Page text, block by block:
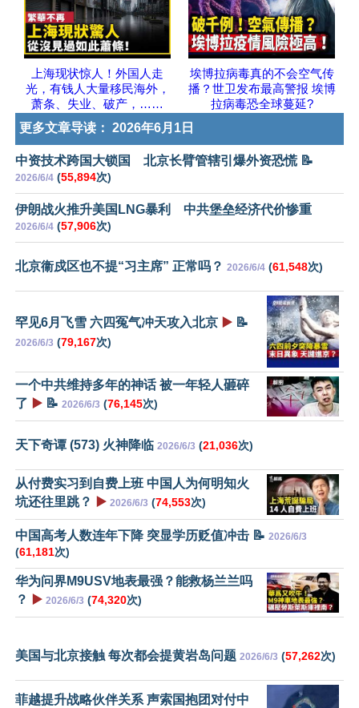
上海现状惊人！外国人走
光，有钱人大量移民海外，
萧条、失业、破产，……
埃博拉病毒真的不会空气传
播？世卫发布最高警报 埃博
拉病毒恐全球蔓延?
更多文章导读： 2026年6月1日
中资技术跨国大锁国 北京长臂管辖引爆外资恐慌 📝
2026/6/4 (55,894次)
伊朗战火推升美国LNG暴利 中共堡垒经济代价惨重
2026/6/4 (57,906次)
北京衞戍区也不提“习主席” 正常吗？ 2026/6/4 (61,548次)
罕见6月飞雪 六四冤气冲天攻入北京 ▶️ 📝
2026/6/3 (79,167次)
一个中共维持多年的神话 被一年轻人砸碎
了 ▶️ 📝 2026/6/3 (76,145次)
天下奇谭 (573) 火神降临 2026/6/3 (21,036次)
从付费实习到自费上班 中国人为何明知火
坑还往里跳？
▶️ 2026/6/3 (74,553次)
中国高考人数连年下降 突显学历贬值冲击 📝 2026/6/3
(61,181次)
华为问界M9USV地表最强？能救杨兰兰吗
？
▶️ 2026/6/3 (74,320次)
美国与北京接触 每次都会提黄岩岛问题 2026/6/3 (57,262次)
菲越提升战略伙伴关系 声索国抱团对付中